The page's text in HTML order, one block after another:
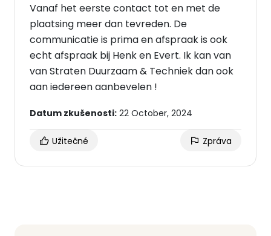
Vanaf het eerste contact tot en met de
plaatsing meer dan tevreden. De
communicatie is prima en afspraak is ook
echt afspraak bij Henk en Evert. Ik kan van
van Straten Duurzaam & Techniek dan ook
aan iedereen aanbevelen !
Datum zkušenosti: 22 October, 2024
Užitečné Zpráva